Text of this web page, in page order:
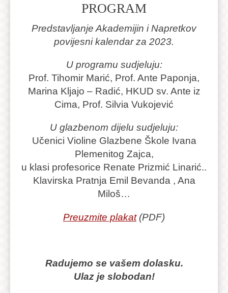
PROGRAM
Predstavljanje Akademijin i Napretkov
povijesni kalendar za 2023.
U programu sudjeluju:
Prof. Tihomir Marić, Prof. Ante Paponja,
Marina Kljajo – Radić, HKUD sv. Ante iz
Cima, Prof. Silvia Vukojević
U glazbenom dijelu sudjeluju:
Učenici Violine Glazbene Škole Ivana
Plemenitog Zajca,
u klasi profesorice Renate Prizmić Linarić..
Klavirska Pratnja Emil Bevanda , Ana
Miloš…
Preuzmite plakat(PDF)
Radujemo se vašem dolasku.
Ulaz je slobodan!